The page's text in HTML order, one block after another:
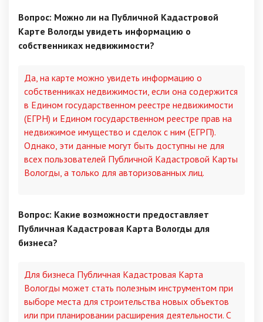
Вопрос: Можно ли на Публичной Кадастровой
Карте Вологды увидеть информацию о
собственниках недвижимости?
Да, на карте можно увидеть информацию о
собственниках недвижимости, если она содержится
в Едином государственном реестре недвижимости
(ЕГРН) и Едином государственном реестре прав на
недвижимое имущество и сделок с ним (ЕГРП).
Однако, эти данные могут быть доступны не для
всех пользователей Публичной Кадастровой Карты
Вологды, а только для авторизованных лиц.
Вопрос: Какие возможности предоставляет
Публичная Кадастровая Карта Вологды для
бизнеса?
Для бизнеса Публичная Кадастровая Карта
Вологды может стать полезным инструментом при
выборе места для строительства новых объектов
или при планировании расширения деятельности. С